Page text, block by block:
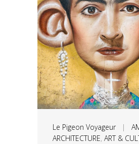
Le Pigeon Voyageur|
ARCHITECTURE, ART &